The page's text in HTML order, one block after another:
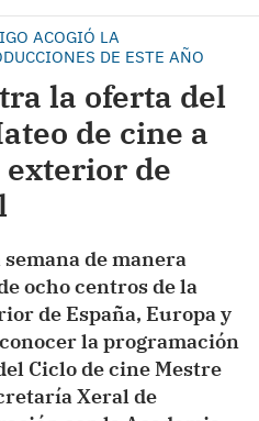
ACOGIÓ LA
DE ESTE AÑO
la oferta del
de cine a
de
de manera
ocho centros de la
de España, Europa y
la programación
Ciclo de cine Mestre
Xeral de